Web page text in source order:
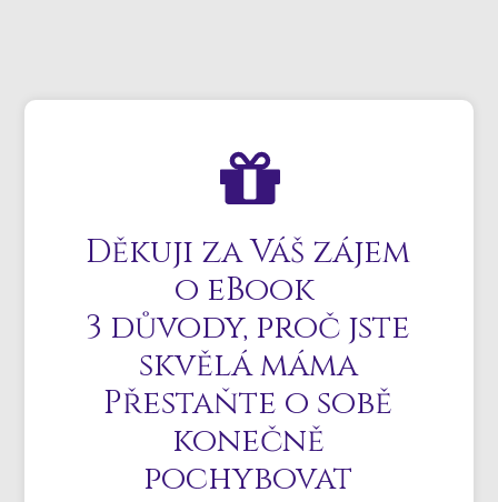
Děkuji za Váš zájem
o eBook
3 důvody, proč jste
skvělá máma
Přestaňte o sobě
konečně
pochybovat